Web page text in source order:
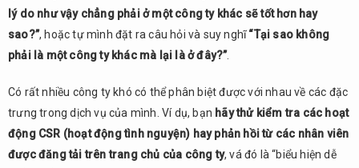
lý do như vậy chẳng phải ở một công ty khác sẽ tốt hơn hay
sao?”, hoặc tự mình đặt ra câu hỏi và suy nghĩ“Tại sao không
phải là một công ty khác mà lại là ở đây?”.
Có rất nhiều công ty khó có thể phân biệt được với nhau về các đặc
trưng trong dịch vụ của mình. Ví dụ, bạn hãy thử kiểm tra các hoạt
động CSR (hoạt động tình nguyện) hay phản hồi từ các nhân viên
được đăng tải trên trang chủ của công ty, vá đó là “biểu hiện dễ